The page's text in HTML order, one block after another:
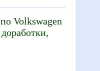
Volkswagen